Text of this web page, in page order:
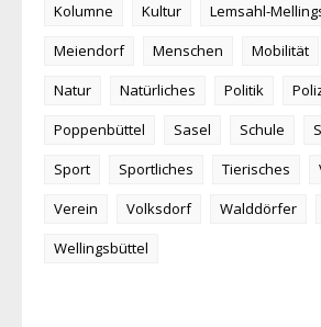
Kolumne
Kultur
Lemsahl-
Meiendorf
Menschen Mobilität
Natur
Natürliches Politik
Poppenbüttel
Sasel Schule
Sport
Sportliches Tierisches
Verein
Volksdorf Walddörfer
Wellingsbüttel